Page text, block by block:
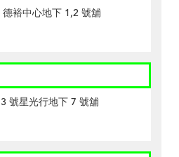
裕中心地下 1,2 號舖
號星光行地下 7 號舖